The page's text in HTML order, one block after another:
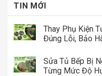
TIN MỚI
Thay Phụ Kiện
Đúng Lỗi, Bảo
Sửa Tủ Bếp Bị
Từng Mức Độ